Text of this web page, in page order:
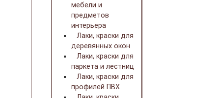
мебели и
предметов
интерьера
Лаки, краски для
деревянных окон
Лаки, краски для
паркета и лестниц
Лаки, краски для
профилей ПВХ